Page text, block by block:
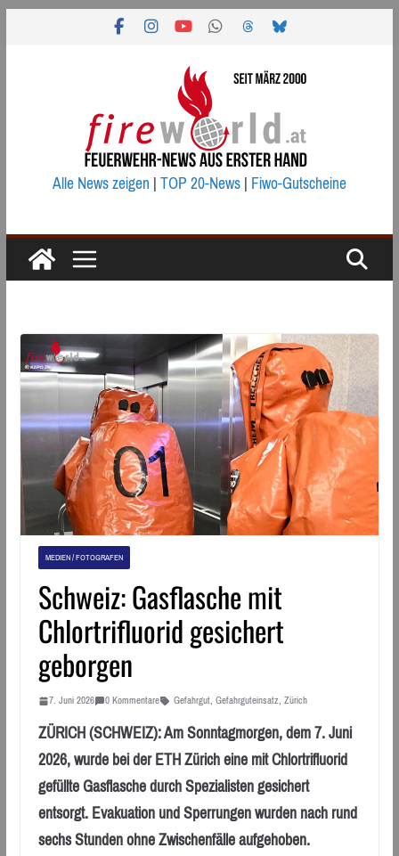
Alle News zeigen|TOP 20-News|Fiwo-Gutscheine
MEDIEN / FOTOGRAFEN
Schweiz: Gasflasche mit
Chlortrifluorid gesichert
geborgen
7. Juni 2026 0 Kommentare Gefahrgut, Gefahrguteinsatz, Zürich
ZÜRICH (SCHWEIZ): Am Sonntagmorgen, dem 7. Juni
2026, wurde bei der ETH Zürich eine mit Chlortrifluorid
gefüllte Gasflasche durch Spezialisten gesichert
entsorgt. Evakuation und Sperrungen wurden nach rund
sechs Stunden ohne Zwischenfälle aufgehoben.